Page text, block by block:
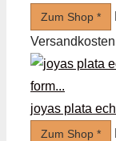
Zum Shop *
Versandkosten
joyas plata
Zum Shop *